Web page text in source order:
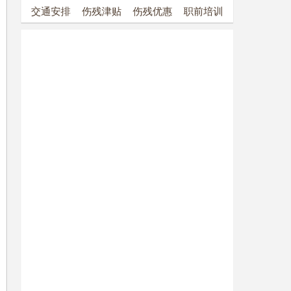
交通安排 伤残津贴 伤残优惠 职前培训